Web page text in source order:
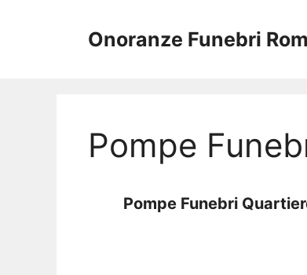
Onoranze Funebri
Pompe
Pompe Funebri